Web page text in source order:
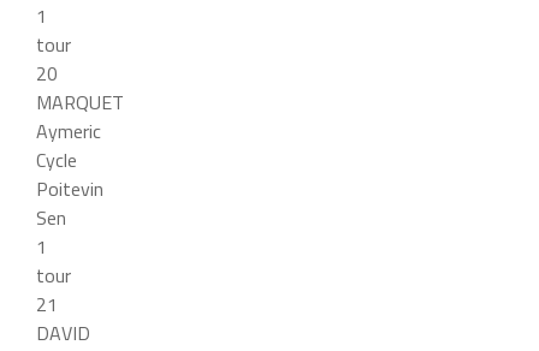
1
tour
20
MARQUET
Aymeric
Cycle
Poitevin
Sen
1
tour
21
DAVID